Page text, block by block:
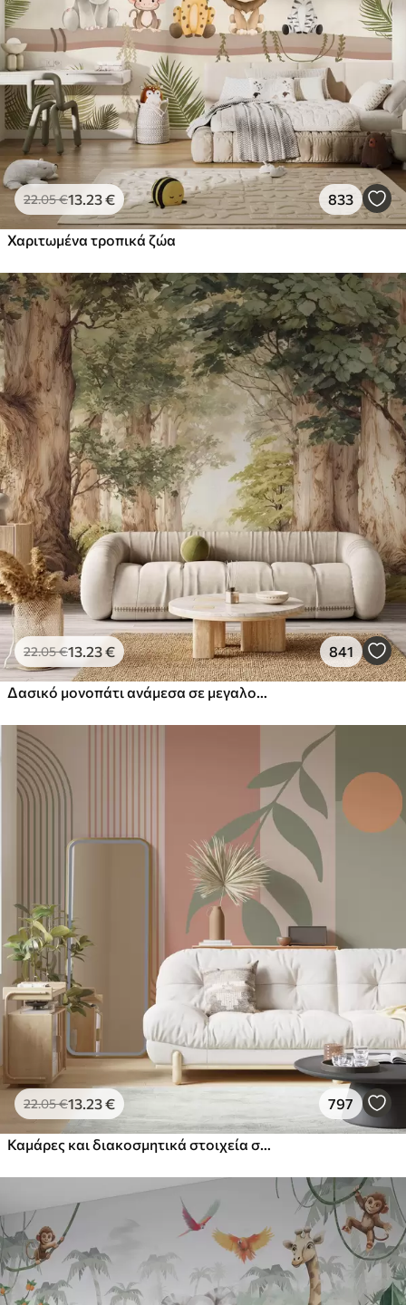
22.05€13 .23€ 833
Χαριτωμένα τροπικά ζώα
22.05€13 .23€ 841
22.05€13 .23€ 797